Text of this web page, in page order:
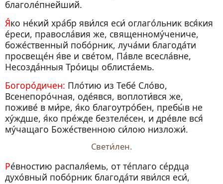
благоле́пнейший.
Я́ко не́кий хра́бр яви́лся еси́ оглаго́льник вся́кия
е́реси, правосла́вия же, священному́чениче,
боже́ственный побо́рник, луча́ми благода́ти
просвеще́н я́ве и све́том, Па́вле всесла́вне,
Несозда́нныя Тро́ицы облиста́емь.
Богоро́дичен: Пло́тию из Тебе́ Сло́во,
Всенепоро́чная, оде́явся, воплоти́вся же,
поживе́ в ми́ре, я́ко благоутро́бен, пребы́в не
ху́ждше, я́ко пре́жде безтеле́сен, и дре́вле вся́
му́чащаго Боже́ственною си́лою низложи́.
Свети́лен.
Ре́вностию распаля́емь, от те́плаго се́рдца
духо́вный побо́рник благода́ти яви́лся еси́,